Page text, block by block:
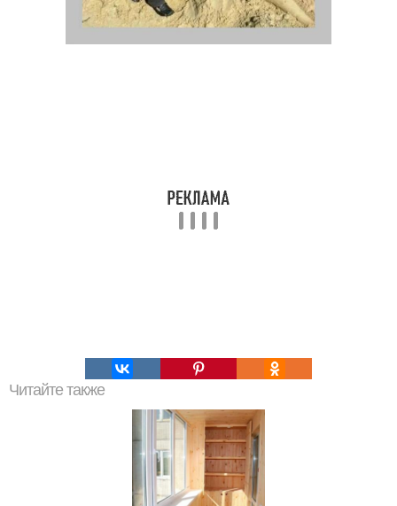
Читайте также